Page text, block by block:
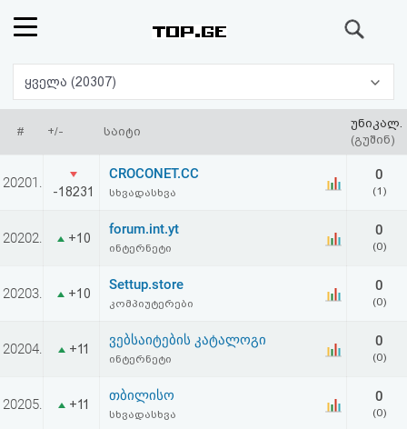
რეიტინგი
(მთავარი)
ფოსტა
პასუხი
ავტორიზაცია
რეგისტრაცია
ყველა (20307)
# +/- საიტი
უნიკალ.
(გუშინ)
20201.
-18231
CROCONET.CC
სხვადასხვა
0
(1)
20202. +10
forum.int.yt
ინტერნეტი
0
(0)
20203. +10
Settup.store
კომპიუტერები
0
(0)
20204. +11
ვებსაიტების კატალოგი
ინტერნეტი
0
(0)
20205. +11
თბილისო
სხვადასხვა
0
(0)